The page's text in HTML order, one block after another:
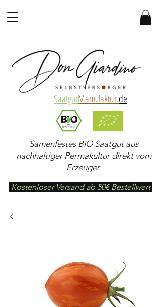
SaatgutManufaktur.de
Samenfestes BIO Saatgut aus
nachhaltiger Permakultur direkt vom
Erzeuger.
Kostenloser Versand ab 50€ Bestellwert